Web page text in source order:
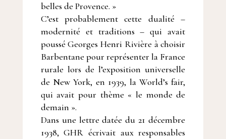
belles de Provence. »
C’est probablement cette dualité –
modernité et traditions – qui avait
poussé Georges Henri Rivière à choisir
Barbentane pour représenter la France
rurale lors de l’exposition universelle
de New York, en 1939, la World’s fair,
qui avait pour thème « le monde de
demain ».
Dans une lettre datée du 21 décembre
1938, GHR écrivait aux responsables